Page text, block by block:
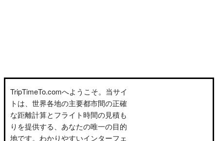
TripTimeTo.comへようこそ。当サイ
トは、世界各地の主要都市間の正確
な距離計算とフライト時間の見積も
りを提供する、あなたの唯一の目的
地です。わかりやすいインターフェ